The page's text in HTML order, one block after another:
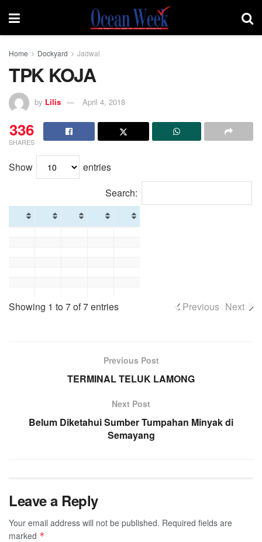
Home Dockyard Jadwal
TPK KOJA
by Lilis April 4, 2018
336
SHARES
Show
entries
Search:
Showing 1 to 7 of 7 entries Previous Next
Previous Post
TERMINAL TELUK LAMONG
Next Post
Belum Diketahui Sumber Tumpahan Minyak di
Semayang
Leave a Reply
Your email address will not be published. Required fields are
marked *